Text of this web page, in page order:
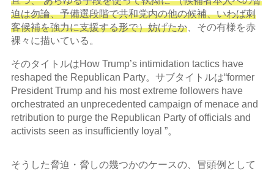
迫は勿論、予備選段階で共和党内の他の候補、いわば刺
客候補を強力に支援する形で）妨げたか、その有様を赤
裸々に描いている。
そのタイトルはHow Trump’s intimidation tactics have
reshaped the Republican Party。サブタイトルは“former
President Trump and his most extreme followers have
orchestrated an unprecedented campaign of menace and
retribution to purge the Republican Party of officials and
activists seen as insufficiently loyal ”。
そうした脅迫・脅しの幾つかのケースの、冒頭例として